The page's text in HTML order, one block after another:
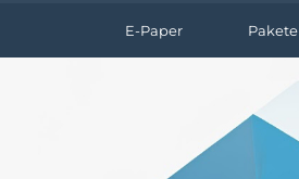
E-Paper Pakete